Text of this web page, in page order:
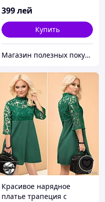
399лей
Купить
Магазин полезных покупок "Goodbuy"
Красивое нарядное
платье трапеция с